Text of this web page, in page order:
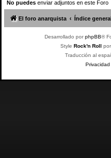
No puedes enviar adjuntos en este Foro
El foro anarquista Índice
Desarrollado porphpBB®
Style Rock'n Roll
Traducción al
Privacidad